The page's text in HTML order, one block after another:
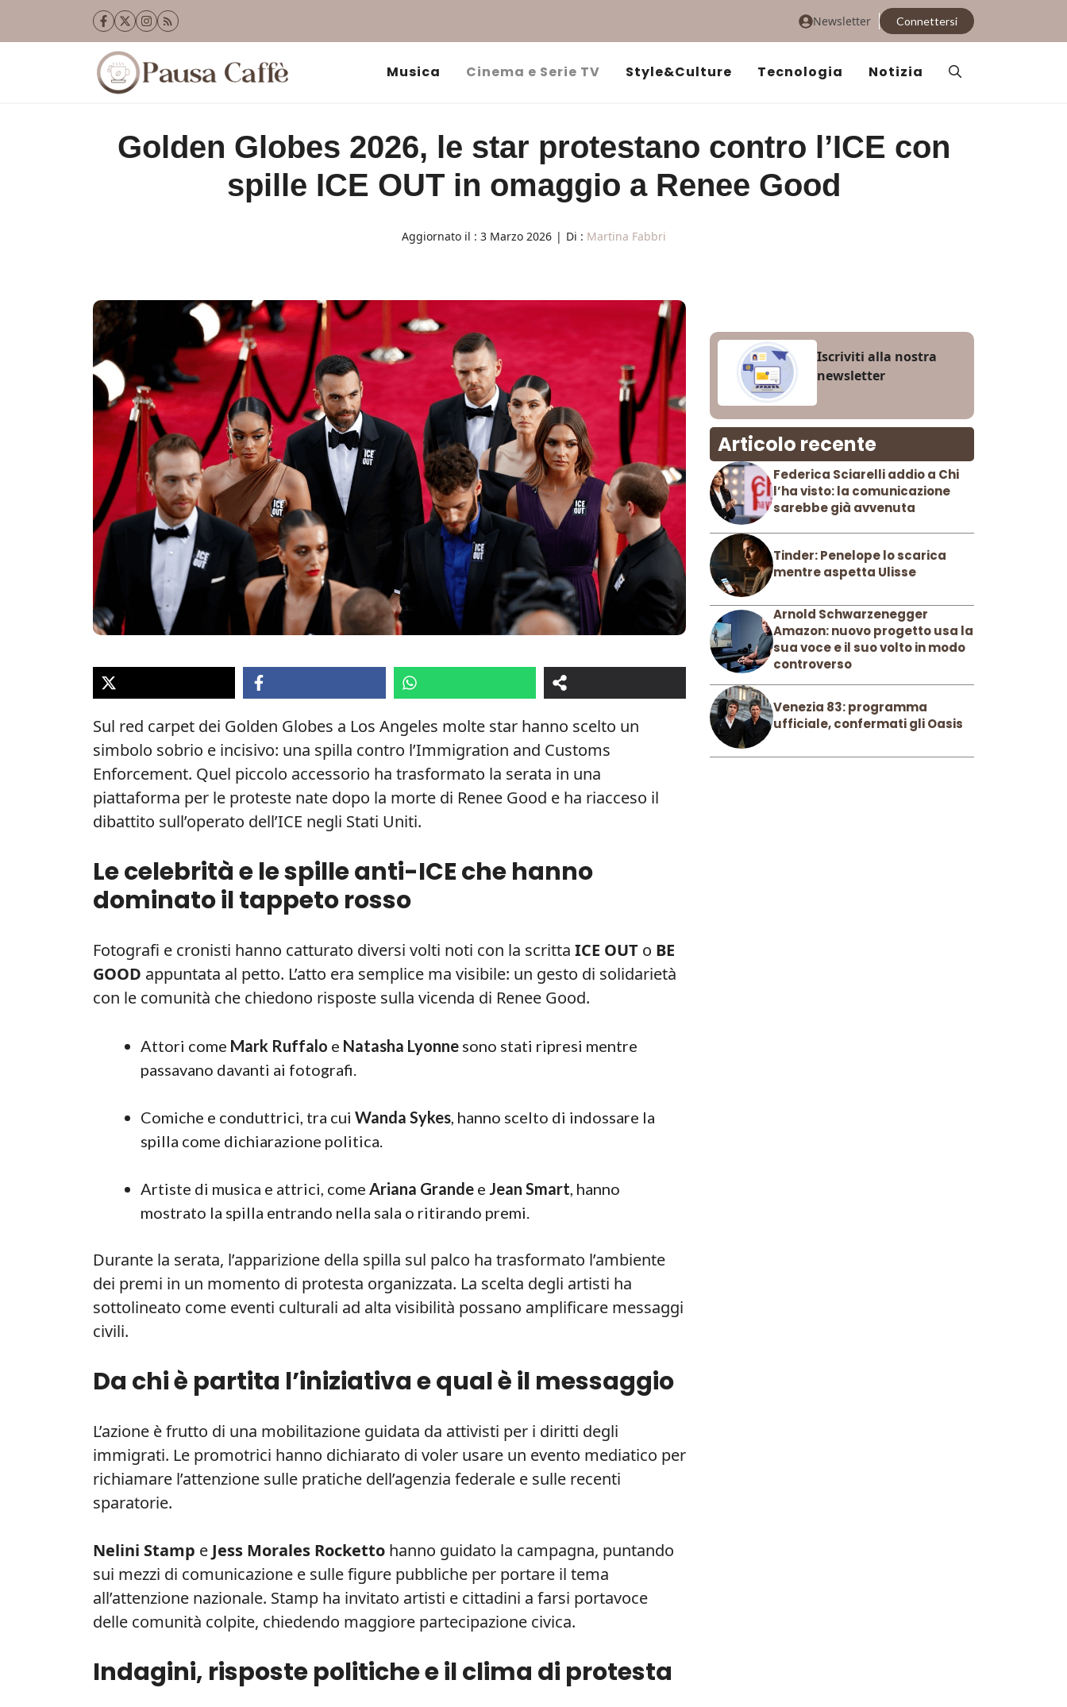
Newsletter Connettersi
Musica Cinema e Serie TV Style&Culture Tecnologia Notizia
Golden Globes 2026, le star protestano contro l’ICE con
spille ICE OUT in omaggio a Renee Good
Aggiornato il : 3 Marzo 2026 | Di : Martina Fabbri
Sul red carpet dei Golden Globes a Los Angeles molte star hanno scelto un
simbolo sobrio e incisivo: una spilla contro l’Immigration and Customs
Enforcement. Quel piccolo accessorio ha trasformato la serata in una
piattaforma per le proteste nate dopo la morte di Renee Good e ha riacceso il
dibattito sull’operato dell’ICE negli Stati Uniti.
Le celebrità e le spille anti-ICE che hanno
dominato il tappeto rosso
Fotografi e cronisti hanno catturato diversi volti noti con la scritta ICE OUT o BE
GOOD appuntata al petto. L’atto era semplice ma visibile: un gesto di solidarietà
con le comunità che chiedono risposte sulla vicenda di Renee Good.
Attori come Mark Ruffalo e Natasha Lyonne sono stati ripresi mentre
passavano davanti ai fotografi.
Comiche e conduttrici, tra cui Wanda Sykes, hanno scelto di indossare la
spilla come dichiarazione politica.
Artiste di musica e attrici, come Ariana Grande e Jean Smart, hanno
mostrato la spilla entrando nella sala o ritirando premi.
Durante la serata, l’apparizione della spilla sul palco ha trasformato l’ambiente
dei premi in un momento di protesta organizzata. La scelta degli artisti ha
sottolineato come eventi culturali ad alta visibilità possano amplificare messaggi
civili.
Da chi è partita l’iniziativa e qual è il messaggio
L’azione è frutto di una mobilitazione guidata da attivisti per i diritti degli
immigrati. Le promotrici hanno dichiarato di voler usare un evento mediatico per
richiamare l’attenzione sulle pratiche dell’agenzia federale e sulle recenti
sparatorie.
Nelini Stamp e Jess Morales Rocketto hanno guidato la campagna, puntando
sui mezzi di comunicazione e sulle figure pubbliche per portare il tema
all’attenzione nazionale. Stamp ha invitato artisti e cittadini a farsi portavoce
delle comunità colpite, chiedendo maggiore partecipazione civica.
Indagini, risposte politiche e il clima di protesta
Iscriviti alla nostra
newsletter
Articolo recente
Federica Sciarelli addio a Chi
l’ha visto: la comunicazione
sarebbe già avvenuta
Tinder: Penelope lo scarica
mentre aspetta Ulisse
Arnold Schwarzenegger
Amazon: nuovo progetto usa la
sua voce e il suo volto in modo
controverso
Venezia 83: programma
ufficiale, confermati gli Oasis